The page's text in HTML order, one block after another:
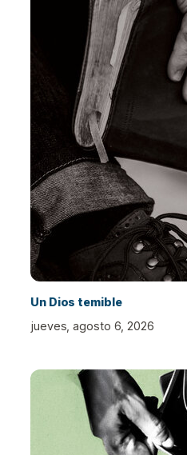
Un Dios temible
jueves, agosto 6, 2026